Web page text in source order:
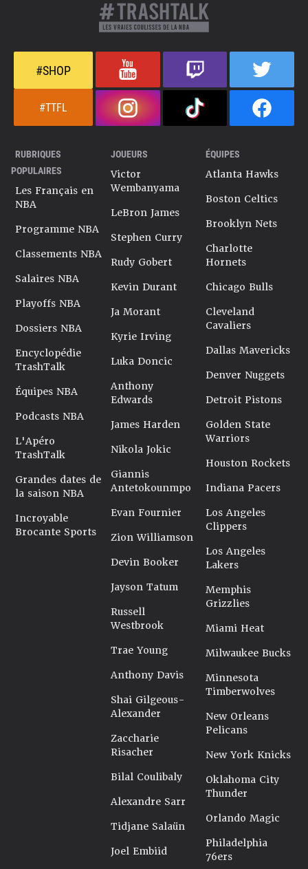
#SHOP
#TTFL
RUBRIQUES
POPULAIRES
Les Français en
NBA
Programme NBA
Classements NBA
Salaires NBA
Playoffs NBA
Dossiers NBA
Encyclopédie
TrashTalk
Équipes NBA
Podcasts NBA
L'Apéro
TrashTalk
Grandes dates de
la saison NBA
Incroyable
Brocante Sports
JOUEURS
Victor
Wembanyama
LeBron James
Stephen Curry
Rudy Gobert
Kevin Durant
Ja Morant
Kyrie Irving
Luka Doncic
Anthony
Edwards
James Harden
Nikola Jokic
Giannis
Antetokounmpo
Evan Fournier
Zion Williamson
Devin Booker
Jayson Tatum
Russell
Westbrook
Trae Young
Anthony Davis
Shai Gilgeous-
Alexander
Zaccharie
Risacher
Bilal Coulibaly
Alexandre Sarr
Tidjane Salaün
Joel Embiid
ÉQUIPES
Atlanta Hawks
Boston Celtics
Brooklyn Nets
Charlotte
Hornets
Chicago Bulls
Cleveland
Cavaliers
Dallas Mavericks
Denver Nuggets
Detroit Pistons
Golden State
Warriors
Houston Rockets
Indiana Pacers
Los Angeles
Clippers
Los Angeles
Lakers
Memphis
Grizzlies
Miami Heat
Milwaukee Bucks
Minnesota
Timberwolves
New Orleans
Pelicans
New York Knicks
Oklahoma City
Thunder
Orlando Magic
Philadelphia
76ers